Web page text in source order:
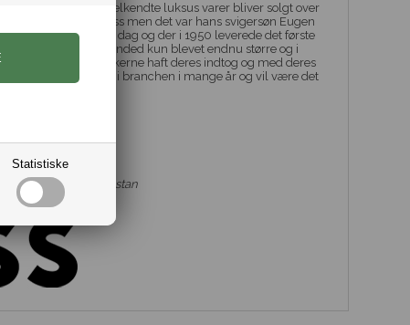
Statistiske
mange år og deres velkendte luksus varer bliver solgt over
Hugo Ferdinand Boss men det var hans svigersøn Eugen
brand vi kender i dag og der i 1950 leverede det første
er Hugo Boss branded kun blevet endnu større og i
sidenhen har smykkerne haft deres indtog og med deres
været trendsættere i branchen i mange år og vil være det
39 - 46
Polyamid og 2% Elastan